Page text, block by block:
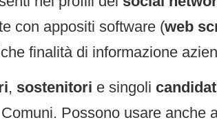
con appositi software (web
finalità di informazione
, sostenitori e singoli
Possono usare anche